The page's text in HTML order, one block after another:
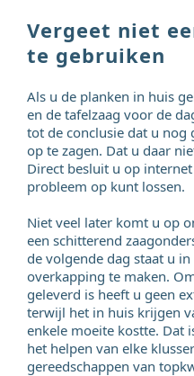
Vergeet niet
te gebruiken
Als u de planken in huis
en de tafelzaag voor de
tot de conclusie dat u
op te zagen. Dat u daar
Direct besluit u op
probleem op kunt lossen.
Niet veel later komt u op
een schitterend
de volgende dag staat u
overkapping te maken.
geleverd is heeft u geen
terwijl het in huis krijgen
enkele moeite kostte. Dat
het helpen van elke
gereedschappen van